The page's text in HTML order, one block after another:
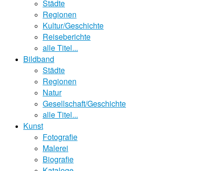
Städte
Regionen
Kultur/Geschichte
Reiseberichte
alle Titel...
Bildband
Städte
Regionen
Natur
Gesellschaft/Geschichte
alle Titel...
Kunst
Fotografie
Malerei
Biografie